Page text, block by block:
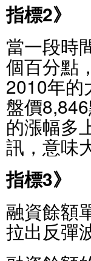
指標2》
當一段時
個百分點
2010年的
盤價
的漲幅多
訊，意味
指標3》
融資餘額
拉出反彈